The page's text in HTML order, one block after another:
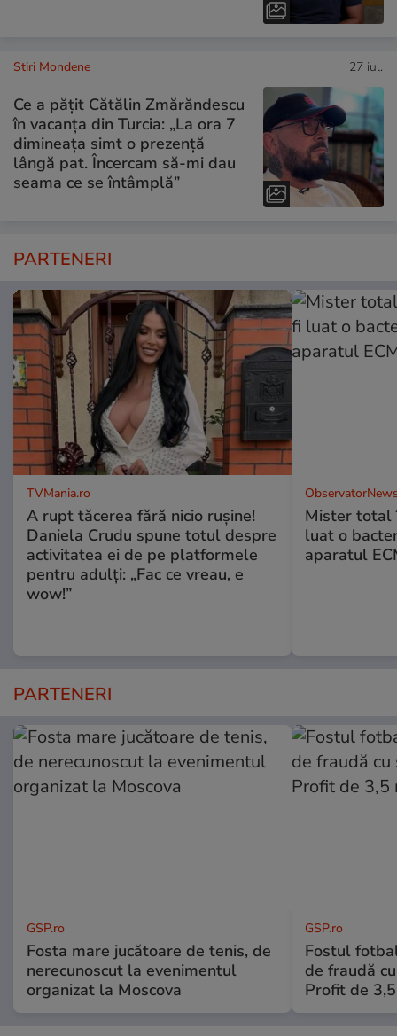
Stiri Mondene 27 iul.
Ce a pățit Cătălin Zmărăndescu
în vacanța din Turcia: „La ora 7
dimineața simt o prezență
lângă pat. Încercam să-mi dau
seama ce se întâmplă”
PARTENERI
TVMania.ro
A rupt tăcerea fără nicio rușine!
Daniela Crudu spune totul despre
activitatea ei de pe platformele
pentru adulți: „Fac ce vreau, e
wow!”
Mister total
luat o
aparatul
PARTENERI
GSP.ro
Fosta mare jucătoare de tenis, de
nerecunoscut la evenimentul
organizat la Moscova
GSP.ro
Fostul
de fraudă
Profit de